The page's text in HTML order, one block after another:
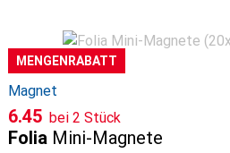
MENGENRABATT
Magnet
CHF
6.45 bei 2 Stück
Folia Mini-Magnete